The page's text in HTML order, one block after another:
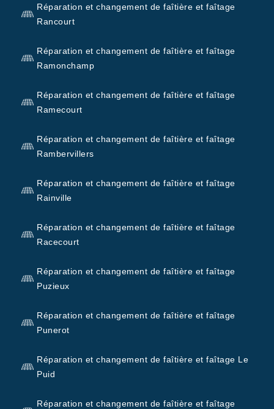
Réparation et changement de faîtière et faîtage
Rancourt
Réparation et changement de faîtière et faîtage
Ramonchamp
Réparation et changement de faîtière et faîtage
Ramecourt
Réparation et changement de faîtière et faîtage
Rambervillers
Réparation et changement de faîtière et faîtage
Rainville
Réparation et changement de faîtière et faîtage
Racecourt
Réparation et changement de faîtière et faîtage
Puzieux
Réparation et changement de faîtière et faîtage
Punerot
Réparation et changement de faîtière et faîtage Le
Puid
Réparation et changement de faîtière et faîtage